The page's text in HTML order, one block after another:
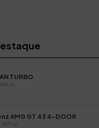
TURBO
cv
AMG GT 43 4-DOOR
367 cv